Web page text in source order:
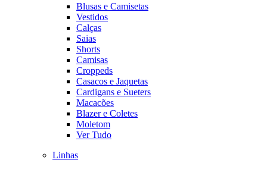
Blusas e Camisetas
Vestidos
Calças
Saias
Shorts
Camisas
Croppeds
Casacos e Jaquetas
Cardigans e Sueters
Macacões
Blazer e Coletes
Moletom
Ver Tudo
Linhas